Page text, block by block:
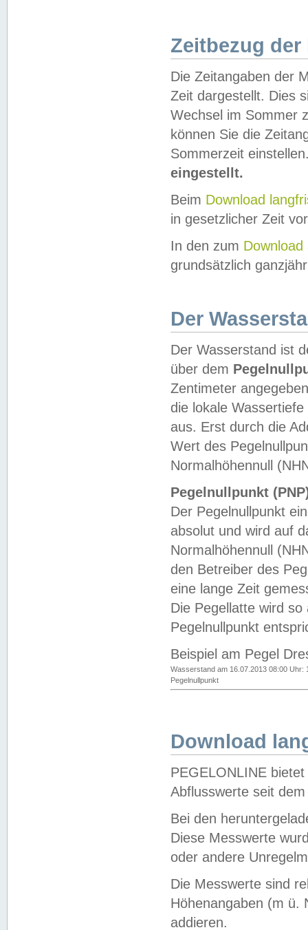
Zeitbezug der
Die Zeitangaben der
Zeit dargestellt. Dies
Wechsel im Sommer
können Sie die
Sommerzeit
eingestellt.
Beim Download
in gesetzlicher Zeit
In den zum Download
grundsätzlich
Der
Der Wasserstand ist
über dem
Zentimeter
die lokale
aus. Erst durch die
Wert des
Normalhöhennull
Pegelnullpunkt
Der Pegelnullpunkt
absolut und wird auf
Normalhöhennull
den Betreiber des
eine lange Zeit
Die Pegellatte wird
Pegelnullpunkt
Beispiel am Pegel
Wasserstand am 16.07.2013 08:00 Uhr:
Pegelnullpunkt
Download
PEGELONLINE
Abflusswerte seit
Bei den
Diese Messwerte
oder andere
Die Messwerte sind
Höhenangaben (m ü.
addieren.